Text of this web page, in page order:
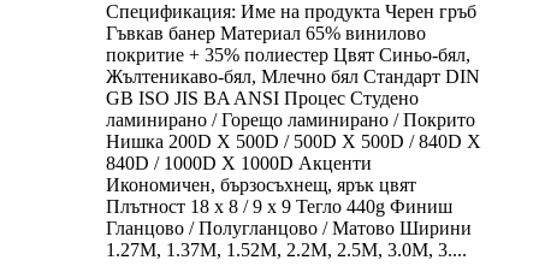
Спецификация: Име на продукта Черен гръб
Гъвкав банер Материал 65% винилово
покритие + 35% полиестер Цвят Синьо-бял,
Жълтеникаво-бял, Млечно бял Стандарт DIN
GB ISO JIS BA ANSI Процес Студено
ламинирано / Горещо ламинирано / Покрито
Нишка 200D X 500D / 500D X 500D / 840D X
840D / 1000D X 1000D Акценти
Икономичен, бързосъхнещ, ярък цвят
Плътност 18 x 8 / 9 x 9 Тегло 440g Финиш
Гланцово / Полугланцово / Матово Ширини
1.27M, 1.37M, 1.52M, 2.2M, 2.5M, 3.0M, 3....